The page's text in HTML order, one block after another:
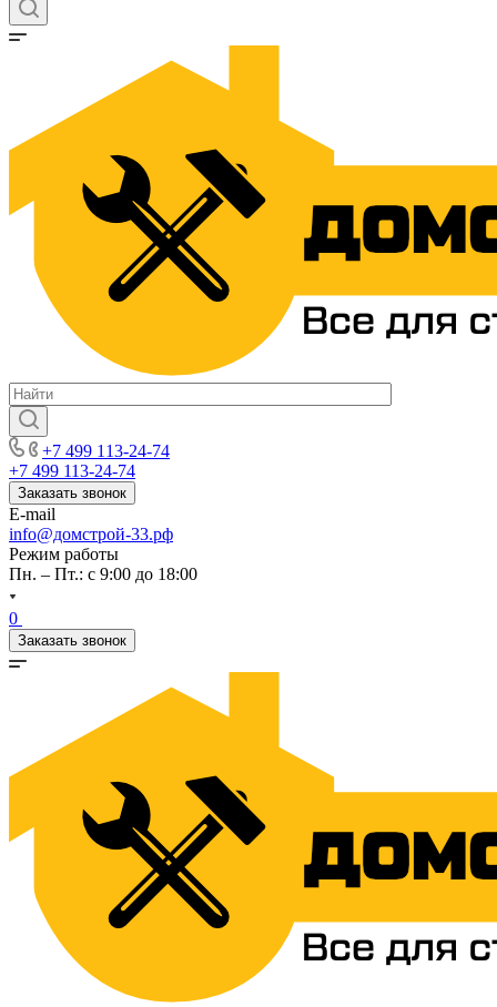
+7 499 113-24-74
+7 499 113-24-74
Заказать звонок
E-mail
info@домстрой-33.рф
Режим работы
Пн. – Пт.: с 9:00 до 18:00
0
Заказать звонок